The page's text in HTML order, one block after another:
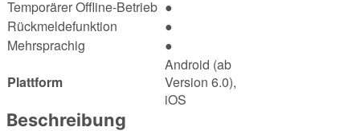
Temporärer Offline-Betrieb ●
Rückmeldefunktion
●
Mehrsprachig
●
Plattform
Android (ab
Version 6.0),
iOS
Beschreibung